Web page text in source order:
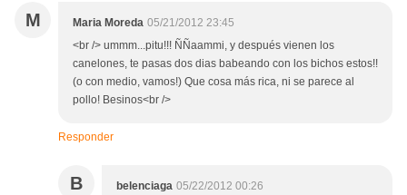
M Maria Moreda 05/21/2012 23:45
<br /> ummm...pitu!!! ÑÑaammi, y después vienen los
canelones, te pasas dos dias babeando con los bichos estos!!
(o con medio, vamos!) Que cosa más rica, ni se parece al
pollo! Besinos<br />
Responder
B belenciaga 05/22/2012 00:26